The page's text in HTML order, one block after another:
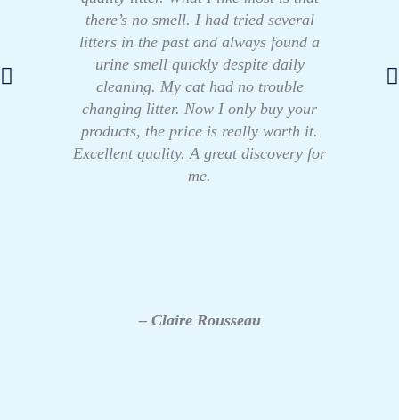
there’s no smell. I had tried several
litters in the past and always found a
urine smell quickly despite daily
cleaning. My cat had no trouble
changing litter. Now I only buy your
products, the price is really worth it.
Excellent quality. A great discovery for
me.
– Claire Rousseau